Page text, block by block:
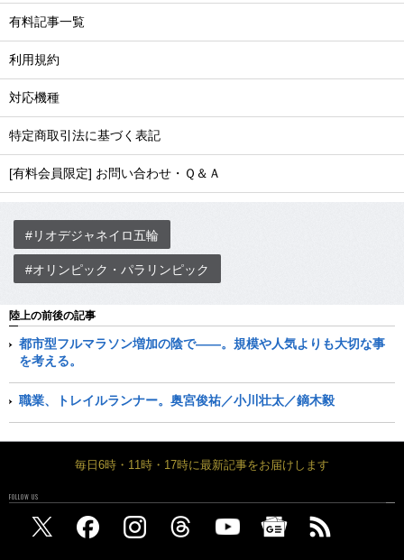
有料記事一覧
利用規約
対応機種
特定商取引法に基づく表記
[有料会員限定] お問い合わせ・Ｑ＆Ａ
#リオデジャネイロ五輪
#オリンピック・パラリンピック
陸上の前後の記事
都市型フルマラソン増加の陰で――。規模や人気よりも大切な事
を考える。
職業、トレイルランナー。奥宮俊祐／小川壮太／鏑木毅
毎日6時・11時・17時に最新記事をお届けします
FOLLOW US